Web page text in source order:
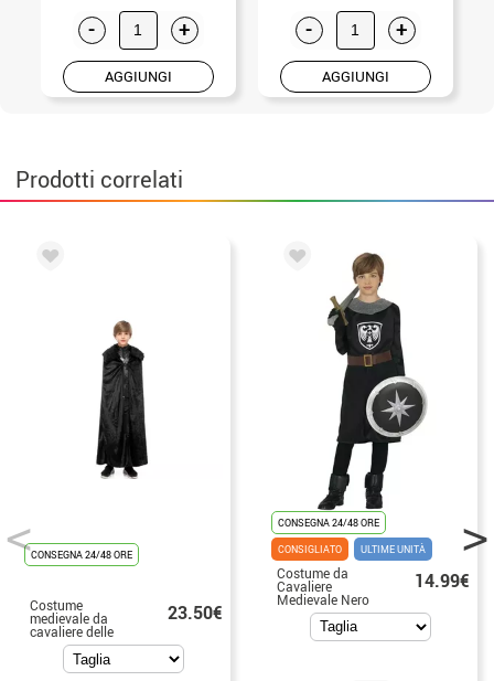
- +
AGGIUNGI
- +
AGGIUNGI
Prodotti correlati
CONSEGNA 24/48 ORE
Costume
medievale da
cavaliere delle
nevi oscure o
mantello per
bambino
23.50€
CONSEGNA 24/48 ORE
CONSIGLIATO
ULTIME UNITÀ
Costume da
Cavaliere
Medievale Nero
per bambino
14.99€